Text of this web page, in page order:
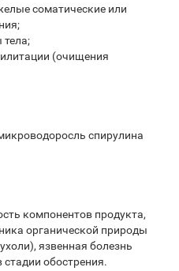
соматические или
тела;
(очищения
спирулина
компонентов продукта,
органической природы
язвенная болезнь
обострения.